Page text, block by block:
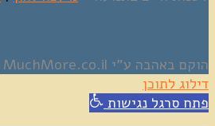
הוקם באהבה ע"י MuchMore.co.il
דילוג לתוכן
פתח סרגל נגישות